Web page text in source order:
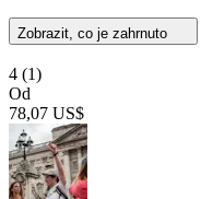
Zobrazit, co je zahrnuto
4 (1)
Od
78,07 US$